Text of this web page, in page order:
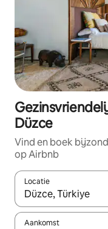
Düzce
Vind en boek
op Airbnb
Locatie
Wanneer er
Aankomst